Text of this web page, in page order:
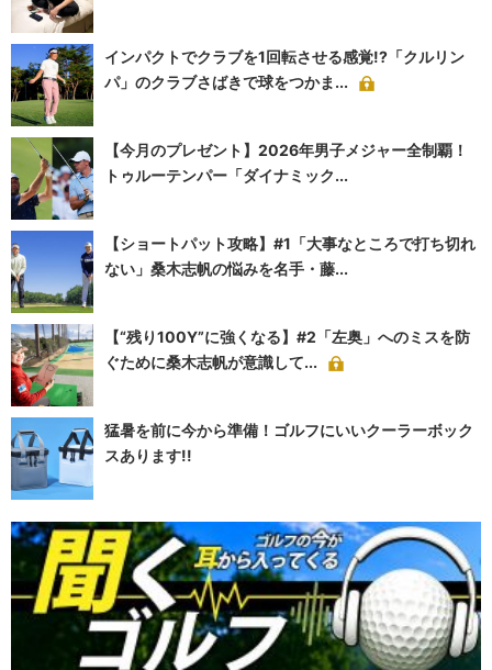
インパクトでクラブを1回転させる感覚!?「クルリン
パ」のクラブさばきで球をつかま...
【今月のプレゼント】2026年男子メジャー全制覇！
トゥルーテンパー「ダイナミック...
【ショートパット攻略】#1「大事なところで打ち切れ
ない」桑木志帆の悩みを名手・藤...
【“残り100Y”に強くなる】#2「左奥」へのミスを防
ぐために桑木志帆が意識して...
猛暑を前に今から準備！ゴルフにいいクーラーボック
スあります!!